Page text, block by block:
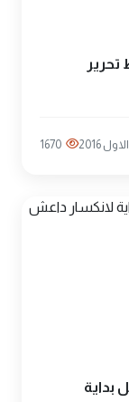
1670
بداية